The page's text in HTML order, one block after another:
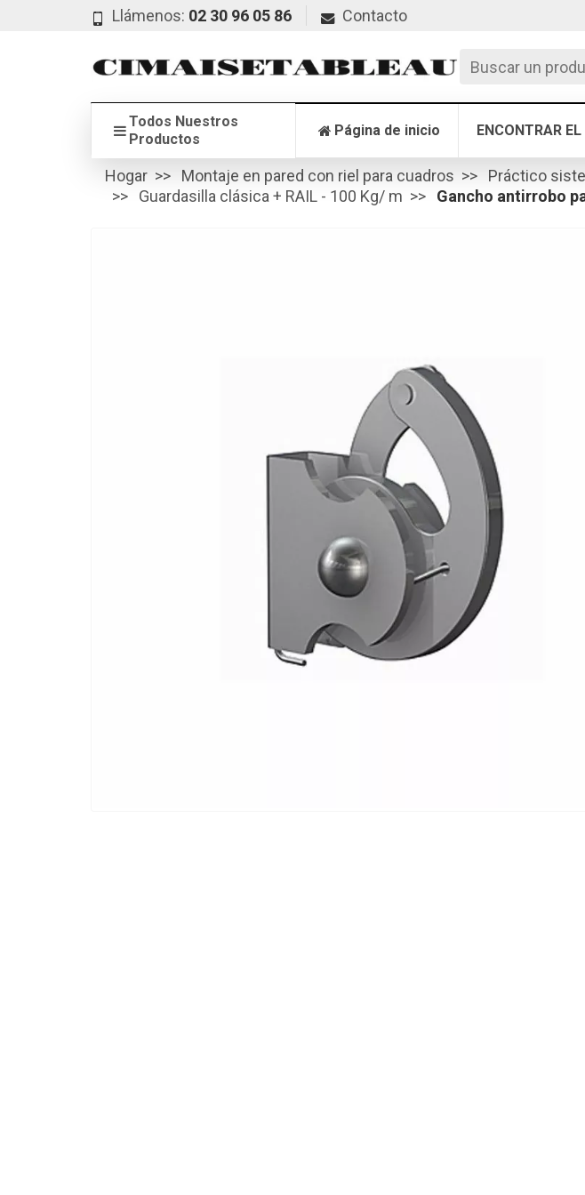
Llámenos: 02 30 96 05 86 Contacto
Todos Nuestros
Productos
Página de inicio ENCONTRAR
Hogar Montaje en pared con riel para cuadros
Práctico
Guardasilla clásica + RAIL - 100 Kg/ m
Gancho antirrobo